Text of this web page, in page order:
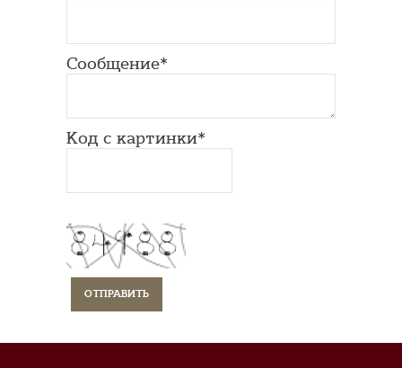
Сообщение*
Код с картинки*